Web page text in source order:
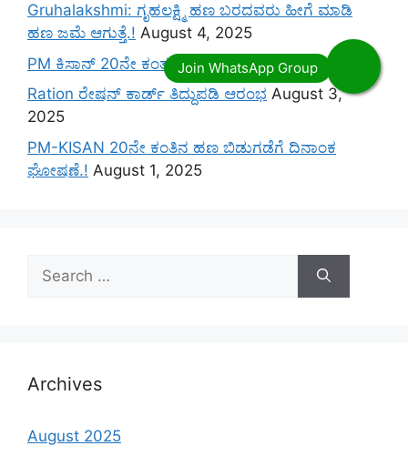
Gruhalakshmi: ಗೃಹಲಕ್ಷ್ಮಿ ಹಣ ಬರದವರು ಹೀಗೆ ಮಾಡಿ
ಹಣ ಜಮೆ‌ ಆಗುತ್ತೆ.! August 4, 2025
PM ಕಿಸಾನ್ 20ನೇ ಕಂತು ಬಿಡುಗಡೆ August 3, 2025
Ration ರೇಷನ್ ಕಾರ್ಡ್ ತಿದ್ದುಪಡಿ ಆರಂಭ August 3,
2025
PM-KISAN 20ನೇ ಕಂತಿನ ಹಣ ಬಿಡುಗಡೆಗೆ ದಿನಾಂಕ
ಘೋಷಣೆ.! August 1, 2025
for:
Archives
August 2025